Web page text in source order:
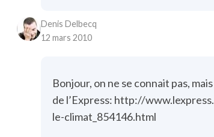
Denis Delbecq
12 mars 2010
Bonjour, on ne se connait pas,
de l’Express: http://
le-climat_854146.html